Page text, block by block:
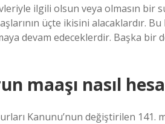
ilgili olsun veya olmasın bir
üçte ikisini alacaklardır.
devam edeceklerdir. Başka bir
maaşı nasıl
Kanunu’nun değiştirilen 141.